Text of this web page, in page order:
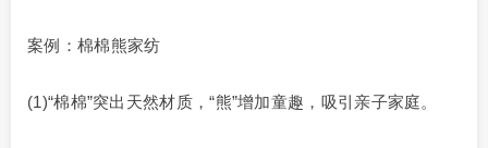
案例：棉棉熊家纺
(1)“棉棉”突出天然材质，“熊”增加童趣，吸引亲子家庭。